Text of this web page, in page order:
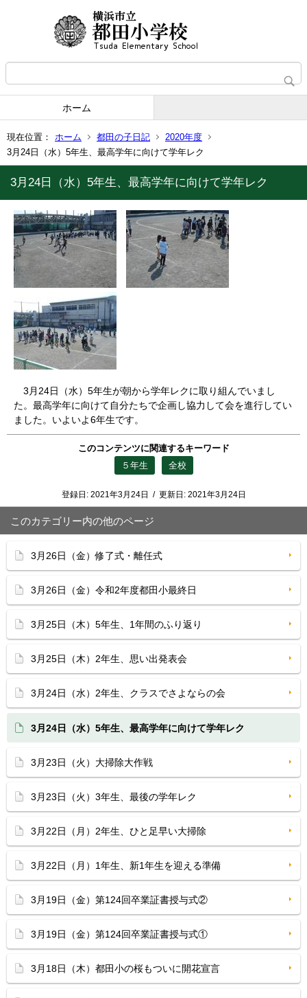
ホーム
現在位置： ホーム 都田の子日記
2020年度
3月24日（水）5年生、最高学年に向けて学年レク
3月24日（水）5年生、最高学年に向けて学年レク
3月24日（水）5年生が朝から学年レクに取り組んでいまし
た。最高学年に向けて自分たちで企画し協力して会を進行してい
ました。いよいよ6年生です。
このコンテンツに関連するキーワード
５年生
全校
登録日: 2021年3月24日 / 更新日: 2021年3月24日
このカテゴリー内の他のページ
3月26日（金）修了式・離任式
3月26日（金）令和2年度都田小最終日
3月25日（木）5年生、1年間のふり返り
3月25日（木）2年生、思い出発表会
3月24日（水）2年生、クラスでさよならの会
3月24日（水）5年生、最高学年に向けて学年レク
3月23日（火）大掃除大作戦
3月23日（火）3年生、最後の学年レク
3月22日（月）2年生、ひと足早い大掃除
3月22日（月）1年生、新1年生を迎える準備
3月19日（金）第124回卒業証書授与式②
3月19日（金）第124回卒業証書授与式①
3月18日（木）都田小の桜もついに開花宣言